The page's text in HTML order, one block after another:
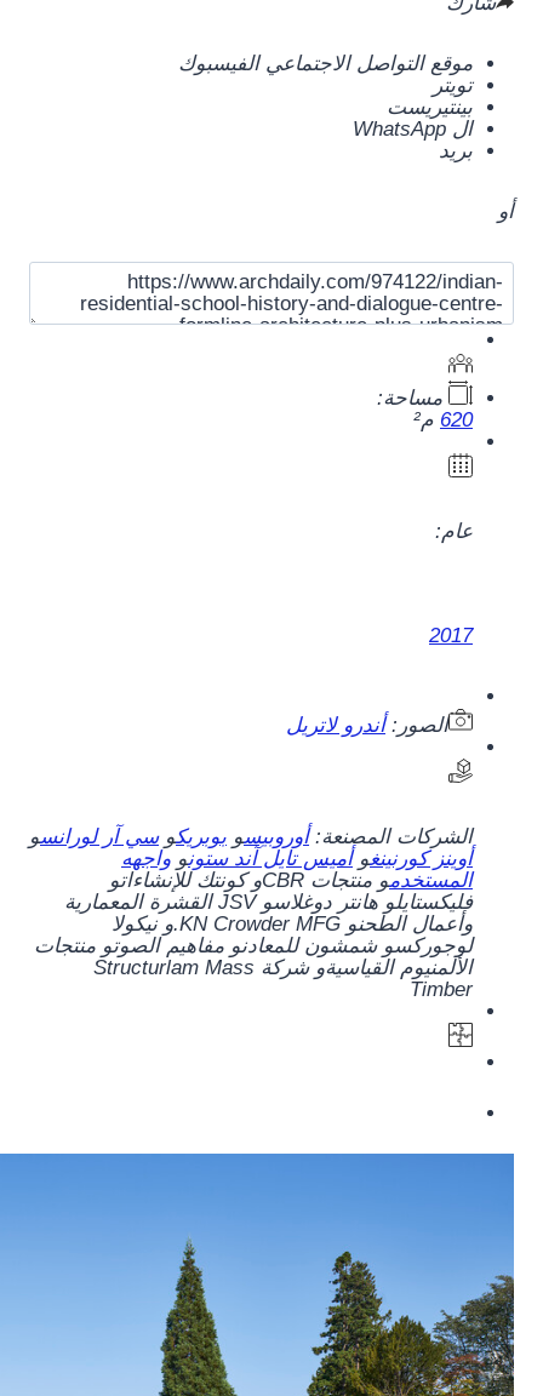
موقع التواصل الاجتماعي الفيسبوك
تويتر
بينتيريست
ال WhatsApp
بريد
أو
مساحة:
620 م²
عام:
2017
الصور:أندرو لاتريل
الشركات المصنعة:أوروبيسو بوبريكوسي آر لورانسو
أوينز كورنينغوأميس تايل آند ستونو واجهه
المستخدمو منتجات CBR وكونتك للإنشاءاتو
فليكستايلو هانتر دوغلاسو
JSV القشرة المعمارية
وأعمال الطحنو KN Crowder MFG. و نيكولا
لوجوركسوشمشون للمعادنو مفاهيم الصوتو منتجات
الألمنيوم القياسيةو
شركة Structurlam Mass
Timber